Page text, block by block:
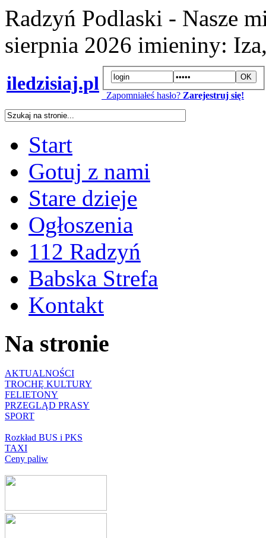
Radzyń Podlaski - Nasze
sierpnia 2026 imieniny:
iledzisiaj.pl
Zapomniałeś hasło? Zarejestruj się!
Start
Gotuj z nami
Stare dzieje
Ogłoszenia
112 Radzyń
Babska Strefa
Kontakt
Na stronie
AKTUALNOŚCI
TROCHĘ KULTURY
FELIETONY
PRZEGLĄD PRASY
SPORT
Rozkład BUS i PKS
TAXI
Ceny paliw